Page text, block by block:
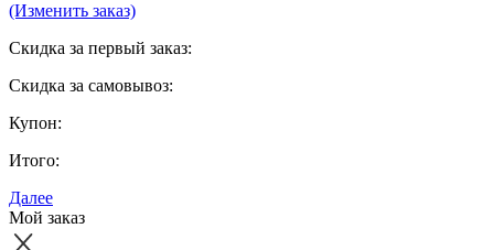
(Изменить заказ)
Скидка за первый заказ:
Скидка за самовывоз:
Купон:
Итого:
Далее
Мой заказ